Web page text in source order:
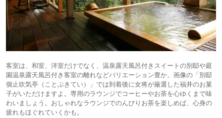
客室は、和室、洋室だけでなく、温泉露天風呂付きスイートの別邸や庭
園温泉露天風呂付き客室の離れなどバリエーション豊か。画像の「別邸
個止吹気亭（ことぶきてい）」では到着後に女将が厳選した福井のお菓
子がいただけますよ。専用のラウンジでコーヒーやお茶を心ゆくまで味
わいましょう。おしゃれなラウンジでのんびりお茶を楽しめば、心身の
疲れもほぐれていくかも。